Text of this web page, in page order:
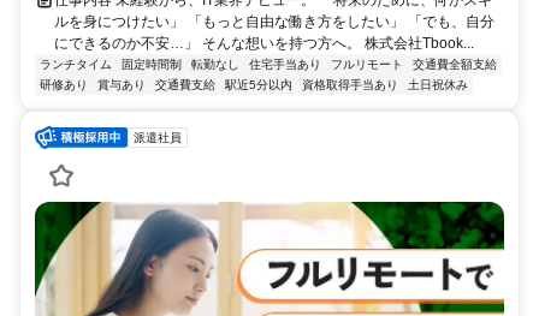
ルを身につけたい」 「もっと自由な働き方をしたい」 「でも、自分
にできるのか不安…」 そんな想いを持つ方へ。 株式会社Tbook...
ランチタイム 固定時間制 転勤なし 住宅手当あり フルリモート
交通費全額支給
研修あり
賞与あり 交通費支給 駅近5分以内 資格取得手当あり 土日祝休み
派遣社員